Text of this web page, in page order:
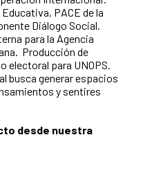
PACE de la
Diálogo Social.
para la Agencia
Producción de
electoral para UNOPS.
busca generar espacios
y sentires
desde nuestra